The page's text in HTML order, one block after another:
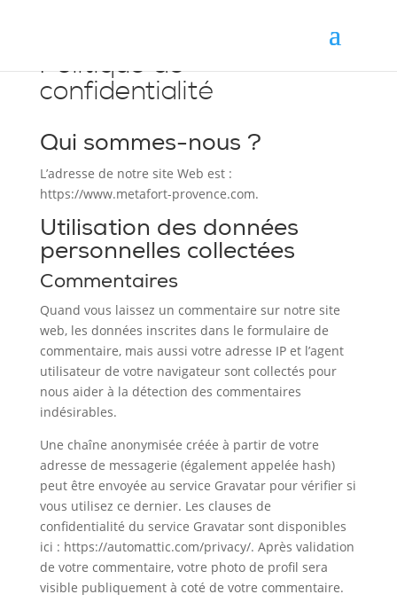
Politique de
confidentialité
Qui sommes-nous ?
L’adresse de notre site Web est :
https://www.metafort-provence.com.
Utilisation des données
personnelles collectées
Commentaires
Quand vous laissez un commentaire sur notre site
web, les données inscrites dans le formulaire de
commentaire, mais aussi votre adresse IP et l’agent
utilisateur de votre navigateur sont collectés pour
nous aider à la détection des commentaires
indésirables.
Une chaîne anonymisée créée à partir de votre
adresse de messagerie (également appelée hash)
peut être envoyée au service Gravatar pour vérifier si
vous utilisez ce dernier. Les clauses de
confidentialité du service Gravatar sont disponibles
ici : https://automattic.com/privacy/. Après validation
de votre commentaire, votre photo de profil sera
visible publiquement à coté de votre commentaire.